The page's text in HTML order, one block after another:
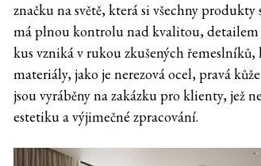
značku na světě, která si všechny
má plnou kontrolu nad kvalitou, detailem
kus vzniká v rukou zkušených
materiály, jako je nerezová ocel, pravá
jsou vyráběny na zakázku pro klienty, jež
estetiku a výjimečné zpracování.